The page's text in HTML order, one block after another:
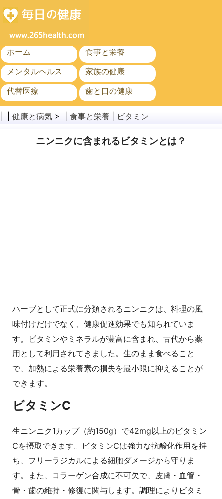
ホーム
食事と栄養
メンタルヘルス
家族の健康
代替医療
歯と口の健康
がん
公衆衛生
健康と病気 > | 食事と栄養 ビタミン
ニンニクに含まれるビタミンとは？
ハーブとして正式に分類されるニンニクは、料理の風
味付けだけでなく、健康促進効果でも知られていま
す。ビタミンやミネラルが豊富に含まれ、古代から薬
用として利用されてきました。生のまま食べること
で、加熱による栄養素の損失を最小限に抑えることが
できます。
ビタミンC
生ニンニク1カップ（約150g）で42mg以上のビタミン
Cを摂取できます。ビタミンCは強力な抗酸化作用を持
ち、フリーラジカルによる細胞ダメージから守りま
す。また、コラーゲン合成に不可欠で、皮膚・血管・
骨・歯の維持・修復に関与します。調理によりビタミ